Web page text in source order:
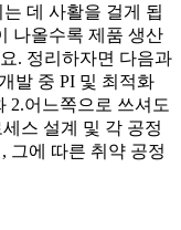
데 사활을 걸게 됩
나올수록 제품 생산
. 정리하자면 다음과
발 중 PI 및 최적화
2.어느쪽으로 쓰셔도
스 설계 및 각 공정
그에 따른 취약 공정